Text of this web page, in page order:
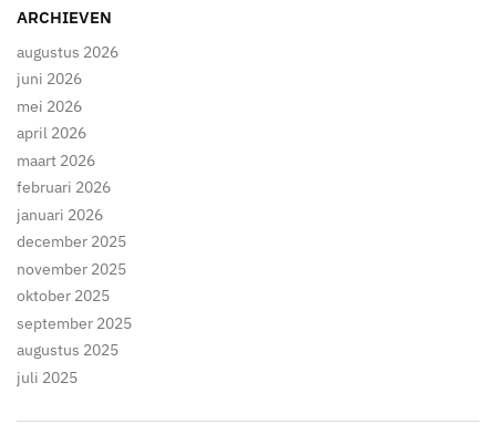
ARCHIEVEN
augustus 2026
juni 2026
mei 2026
april 2026
maart 2026
februari 2026
januari 2026
december 2025
november 2025
oktober 2025
september 2025
augustus 2025
juli 2025